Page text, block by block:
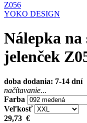
YOKO DESIGN
Nálepka na
jelenček
doba dodania: 7-14 dní
načítavanie...
Farba
Veľkosť
29,73 €